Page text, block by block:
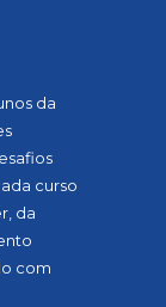
da
curso
da
com